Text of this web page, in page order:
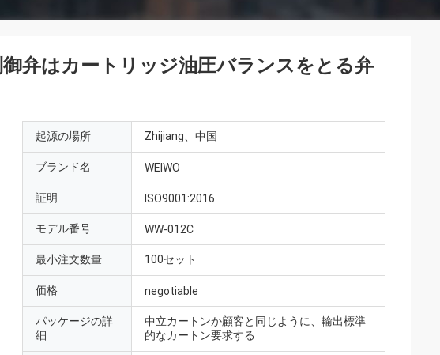
弁はカートリッジ油圧バランスをとる弁
起源の場所 Zhijiang、中国
ブランド名 WEIWO
証明 ISO9001:2016
モデル番号 WW-012C
最小注文数量 100セット
価格 negotiable
パッケージの詳
細
中立カートンか顧客と同じように、輸出標準
的なカートン要求する